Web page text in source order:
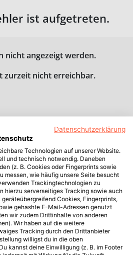
ist aufgetreten.
nicht angezeigt werden.
zurzeit nicht erreichbar.
Datenschutzerklärung
Technologien auf unserer Website.
und technisch notwendig. Daneben
(z. B. Cookies oder Fingerprints sowie
messen, wie häufig unsere Seite besucht
Trackingtechnologien zu
hierzu serverseitiges Tracking sowie auch
Cookies, Fingerprints,
gehashte E-Mail-Adressen genutzt
wir zudem Drittinhalte von anderen
Wir haben auf die weitere
Tracking durch den Drittanbieter
willigst du in die oben
kannst deine Einwilligung (z. B. im Footer